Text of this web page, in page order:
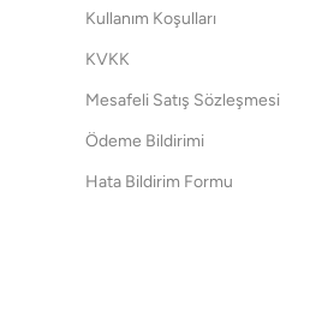
Kullanım Koşulları
KVKK
Mesafeli Satış Sözleşmesi
Ödeme Bildirimi
Hata Bildirim Formu